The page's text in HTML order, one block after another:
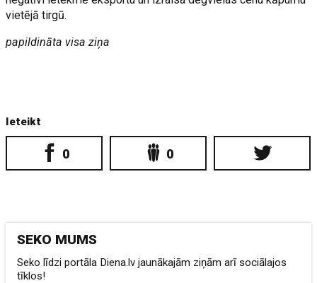
vietējā tirgū.
papildināta visa ziņa
Ieteikt
0 0
SEKO MUMS
Seko līdzi portāla Diena.lv jaunākajām ziņām arī sociālajos
tīklos!